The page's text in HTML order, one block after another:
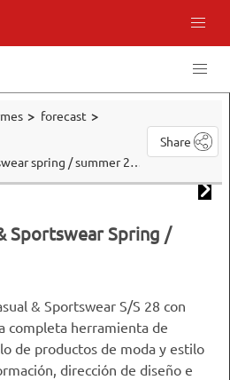
forecast
trendhouse casual & sportswear spring / summer 2028
Share
Sportswear Spring /
& Sportswear S/S 28 con
completa herramienta de
de productos de moda y estilo
dirección de diseño e